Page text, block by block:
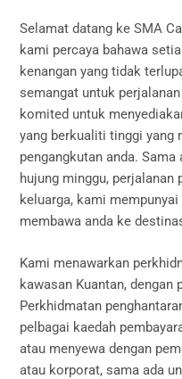
Selamat datang ke SMA
kami percaya bahawa
kenangan yang tidak
semangat untuk
komited untuk
yang berkualiti tinggi yang
pengangkutan anda.
hujung minggu, perjalanan
keluarga, kami
membawa anda ke
Kami menawarkan
kawasan Kuantan, dengan
Perkhidmatan
pelbagai kaedah
atau menyewa dengan
atau korporat, sama ada